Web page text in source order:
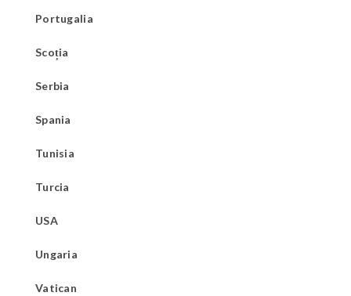
Portugalia
Scoția
Serbia
Spania
Tunisia
Turcia
USA
Ungaria
Vatican